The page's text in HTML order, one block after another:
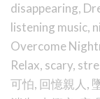
disappearing,
listening music,
Overcome
Relax, scary,
可怕, 回憶親人 ,